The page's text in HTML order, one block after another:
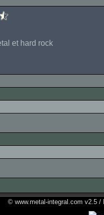
et hard rock
© www.metal-integral.com v2.5